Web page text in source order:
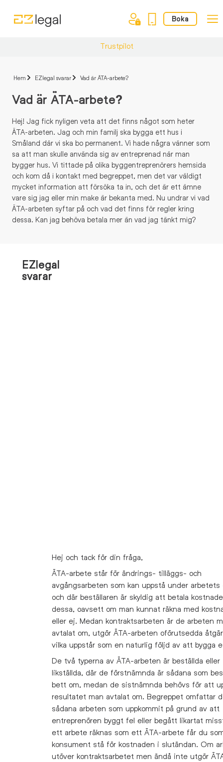
Boka
Trustpilot
Hem EZlegal svarar Vad är ÄTA-arbete?
Vad är ÄTA-arbete?
Hej! Jag fick nyligen veta att det finns något som heter
ÄTA-arbeten. Jag och min familj ska bygga ett hus i
Småland där vi ska bo permanent. Vi hade några vänner som
sa att man skulle använda sig av entreprenad när man
bygger hus. Vi tittade på olika byggentreprenörers hemsida
och kom då i kontakt med begreppet, men det var väldigt
mycket information att försöka ta in, och det är ett ämne
vare sig jag eller min make är bekanta med. Nu undrar vi vad
ÄTA-arbeten syftar på och vad det finns för regler kring
dessa. Kan jag behöva betala mer än vad jag tänkt mig?
EZlegal
svarar
Hej och tack för din fråga,
ÄTA-arbete står för ändrings- tilläggs- och
avgångsarbeten som kan uppstå under arbetets
och där beställaren är skyldig att betala
dessa, oavsett om man kunnat räkna med
eller ej. Medan kontraktsarbeten är de arbeten
avtalat om, utgör ÄTA-arbeten oförutsedda
vilka uppstår som en naturlig följd av att bygga
De två typerna av ÄTA-arbeten är beställda eller
likställda, där de förstnämnda är sådana som
bett om, medan de sistnämnda behövs för att
resultatet man avtalat om. Begreppet omfattar
sådana arbeten som uppkommit på grund av att
entreprenören byggt fel eller begått likartat
ett arbete räknas som ett ÄTA-arbete får du
konsument stå för kostnaden i slutändan. Om
utöver kontraktsarbetet men ändå inte utgör